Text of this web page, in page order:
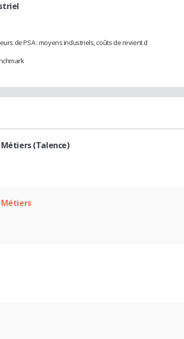
de PSA : moyens industriels, coûts de revient d
(Talence)
Métiers